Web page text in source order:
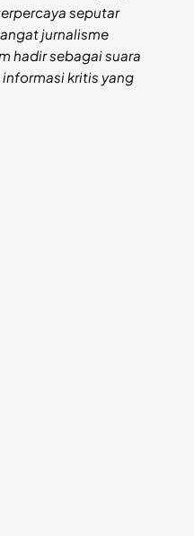
seputar
jurnalisme
hadir sebagai suara
kritis yang